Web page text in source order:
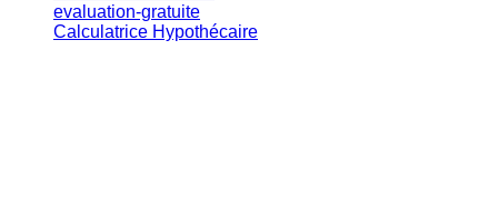
evaluation-gratuite
Calculatrice Hypothécaire